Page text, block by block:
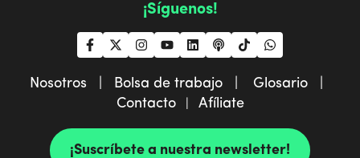
¡Síguenos!
Nosotros | Bolsa de trabajo |
Glosario |
Contacto| Afíliate
¡Suscríbete a nuestra newsletter!